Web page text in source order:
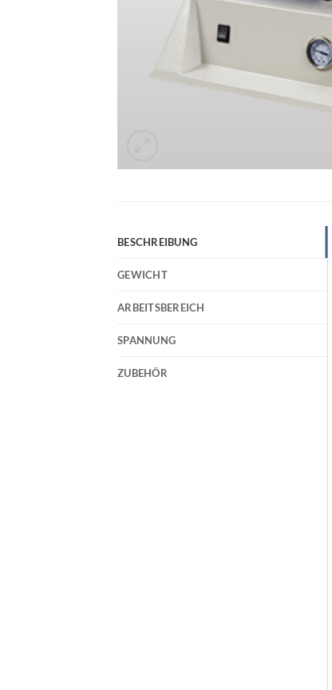
BESCHREIBUNG
GEWICHT
ARBEITSBEREICH
SPANNUNG
ZUBEHÖR